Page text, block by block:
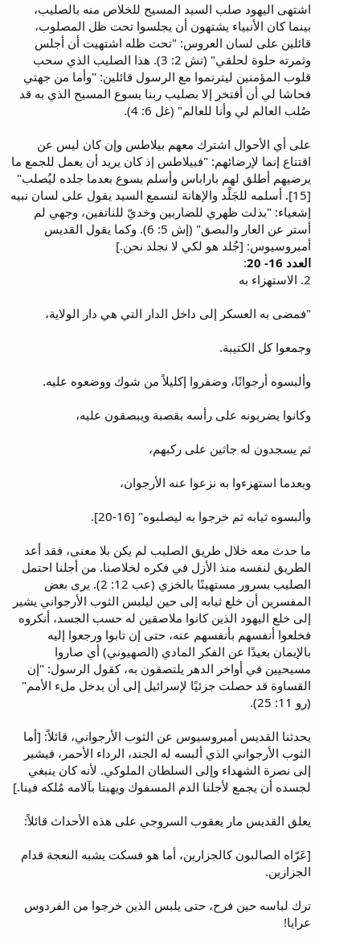
اشتهى اليهود صلب السيد المسيح للخلاص منه بالصليب،
بينما كان الأنبياء يشتهون أن يجلسوا تحت ظل المصلوب،
قائلين على لسان العروس: "تحت ظله اشتهيت أن أجلس
وثمرته حلوة لحلقي" (نش 2: 3). هذا الصليب الذي سحب
قلوب المؤمنين ليترنموا مع الرسول قائلين: "وأما من جهتي
فحاشا لي أن أفتخر إلا بصليب ربنا يسوع المسيح الذي به قد
صُلب العالم لي وأنا للعالم" (غل 6: 4).
على أي الأحوال اشترك معهم بيلاطس وإن كان ليس عن
اقتناع إنما لإرضائهم: "فبيلاطس إذ كان يريد أن يعمل للجمع ما
يرضيهم أطلق لهم باراباس وأسلم يسوع بعدما جلده ليُصلب"
[15]. أسلمه للجَلْد والإهانة لنسمع السيد يقول على لسان نبيه
إشعياء: "بذلت ظهري للضاربين وخديّ للناتفين، وجهي لم
أستر عن العار والبصق" (إش 5: 6). وكما يقول القديس
أمبروسيوس: [جُلد هو لكي لا نجلد نحن.]
العدد 16- 20
:
2. الاستهزاء به
"فمضى به العسكر إلى داخل الدار التي هي دار الولاية،
وجمعوا كل الكتيبة.
وألبسوه أرجوانًا، وضفروا إكليلاً من شوك ووضعوه عليه.
وكانوا يضربونه على رأسه بقصبة ويبصقون عليه،
ثم يسجدون له جاثين على ركبهم،
وبعدما استهزءوا به نزعوا عنه الأرجوان،
وألبسوه ثيابه ثم خرجوا به ليصلبوه" [16-20].
ما حدث معه خلال طريق الصليب لم يكن بلا معنى، فقد أعد
الطريق لنفسه منذ الأزل في فكره لخلاصنا. من أجلنا احتمل
الصليب بسرور مستهينًا بالخزي (عب 12: 2). يرى بعض
المفسرين أن خلع ثيابه إلى حين ليلبس الثوب الأرجواني يشير
إلى خلع اليهود الذين كانوا ملاصقين له حسب الجسد، أنكروه
فخلعوا أنفسهم بأنفسهم عنه، حتى إن تابوا ورجعوا إليه
بالإيمان بعيدًا عن الفكر المادي (الصهيوني) أي صاروا
مسيحيين في أواخر الدهر يلتصقون به، كقول الرسول: "إن
القساوة قد حصلت جزئيًا لإسرائيل إلى أن يدخل ملء الأمم"
(رو 11: 25).
يحدثنا القديس أمبروسيوس عن الثوب الأرجواني، قائلاً: [أما
الثوب الأرجواني الذي ألبسه له الجند، الرداء الأحمر، فيشير
إلى نصرة الشهداء وإلى السلطان الملوكي. لأنه كان ينبغي
لجسده أن يجمع لأجلنا الدم المسفوك ويهبنا بآلامه مُلكه فينا.]
يعلق القديس مار يعقوب السروجي على هذه الأحداث قائلاً:
[عَرّاه الصالبون كالجزارين، أما هو فسكت يشبه النعجة قدام
الجزازين.
ترك لباسه حين فرح، حتى يلبس الذين خرجوا من الفردوس
عرايا!